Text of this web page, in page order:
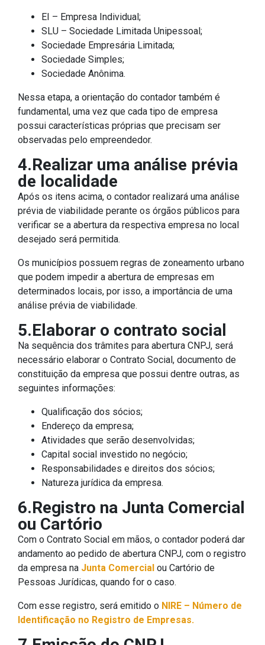
EI – Empresa Individual;
SLU – Sociedade Limitada Unipessoal;
Sociedade Empresária Limitada;
Sociedade Simples;
Sociedade Anônima.
Nessa etapa, a orientação do contador também é
fundamental, uma vez que cada tipo de empresa
possui características próprias que precisam ser
observadas pelo empreendedor.
4.Realizar uma análise prévia
de localidade
Após os itens acima, o contador realizará uma análise
prévia de viabilidade perante os órgãos públicos para
verificar se a abertura da respectiva empresa no local
desejado será permitida.
Os municípios possuem regras de zoneamento urbano
que podem impedir a abertura de empresas em
determinados locais, por isso, a importância de uma
análise prévia de viabilidade.
5.Elaborar o contrato social
Na sequência dos trâmites para abertura CNPJ, será
necessário elaborar o Contrato Social, documento de
constituição da empresa que possui dentre outras, as
seguintes informações:
Qualificação dos sócios;
Endereço da empresa;
Atividades que serão desenvolvidas;
Capital social investido no negócio;
Responsabilidades e direitos dos sócios;
Natureza jurídica da empresa.
6.Registro na Junta Comercial
ou Cartório
Com o Contrato Social em mãos, o contador poderá dar
andamento ao pedido de abertura CNPJ, com o registro
da empresa na Junta Comercial ou Cartório de
Pessoas Jurídicas, quando for o caso.
Com esse registro, será emitido o NIRE – Número de
Identificação no Registro de Empresas.